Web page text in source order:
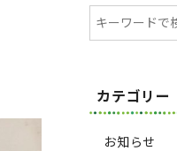
カテゴリー
お知らせ